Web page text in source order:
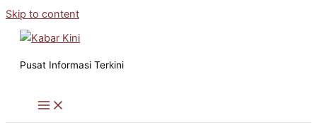
Skip to content
Pusat Informasi Terkini